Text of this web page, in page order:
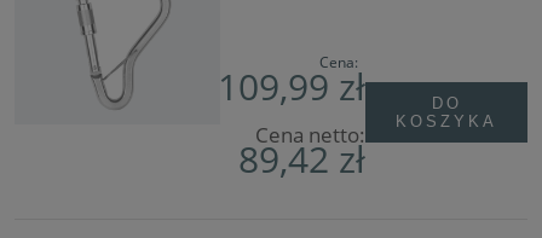
Cena:
109,99 zł
Cena netto:
89,42 zł
DO
KOSZYKA